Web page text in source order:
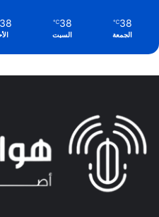
38
℃
الجمعة
38
℃
السبت